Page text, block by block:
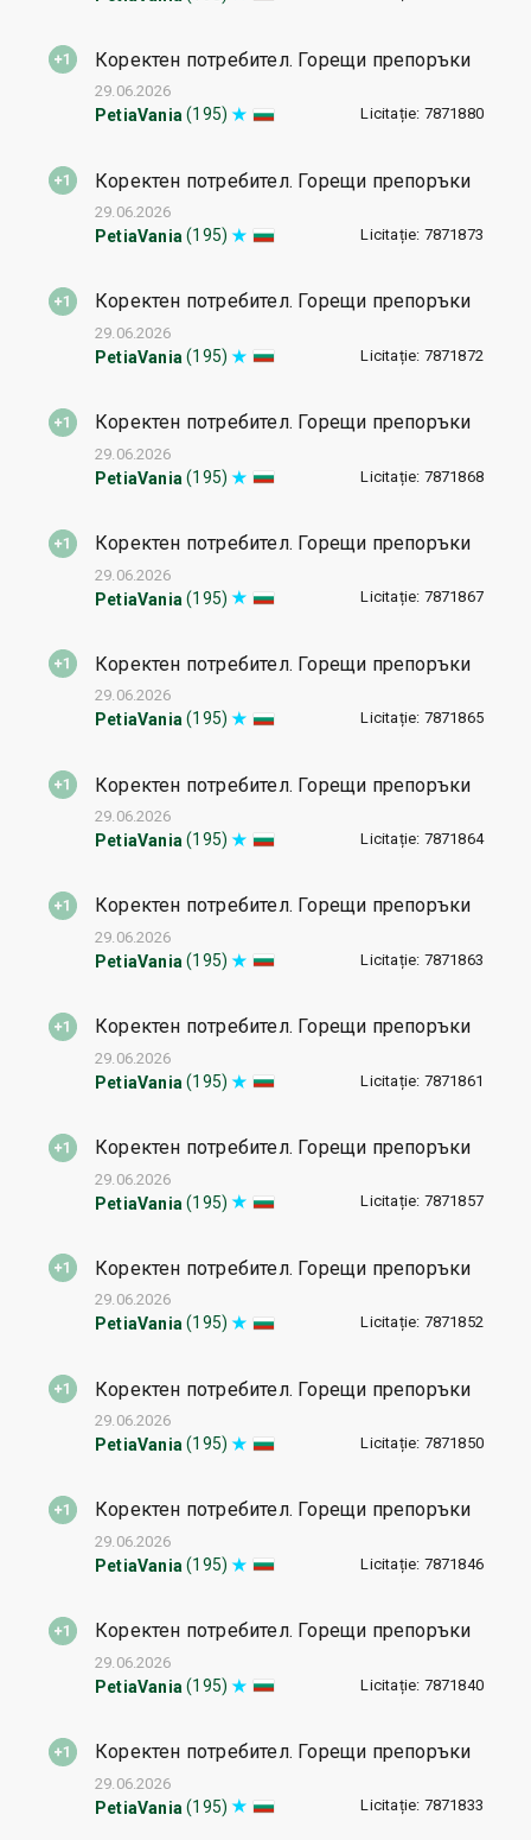
Коректен потребител. Горещи препоръки
PetiaVania (195) Licitație: 7871880
29.06.2026
Коректен потребител. Горещи препоръки
PetiaVania (195) Licitație: 7871873
29.06.2026
Коректен потребител. Горещи препоръки
PetiaVania (195) Licitație: 7871872
29.06.2026
Коректен потребител. Горещи препоръки
PetiaVania (195) Licitație: 7871868
29.06.2026
Коректен потребител. Горещи препоръки
PetiaVania (195) Licitație: 7871867
29.06.2026
Коректен потребител. Горещи препоръки
PetiaVania (195) Licitație: 7871865
29.06.2026
Коректен потребител. Горещи препоръки
PetiaVania (195) Licitație: 7871864
29.06.2026
Коректен потребител. Горещи препоръки
PetiaVania (195) Licitație: 7871863
29.06.2026
Коректен потребител. Горещи препоръки
PetiaVania (195) Licitație: 7871861
29.06.2026
Коректен потребител. Горещи препоръки
PetiaVania (195) Licitație: 7871857
29.06.2026
Коректен потребител. Горещи препоръки
PetiaVania (195) Licitație: 7871852
29.06.2026
Коректен потребител. Горещи препоръки
PetiaVania (195) Licitație: 7871850
29.06.2026
Коректен потребител. Горещи препоръки
PetiaVania (195) Licitație: 7871846
29.06.2026
Коректен потребител. Горещи препоръки
PetiaVania (195) Licitație: 7871840
29.06.2026
Коректен потребител. Горещи препоръки
PetiaVania (195) Licitație: 7871833
29.06.2026